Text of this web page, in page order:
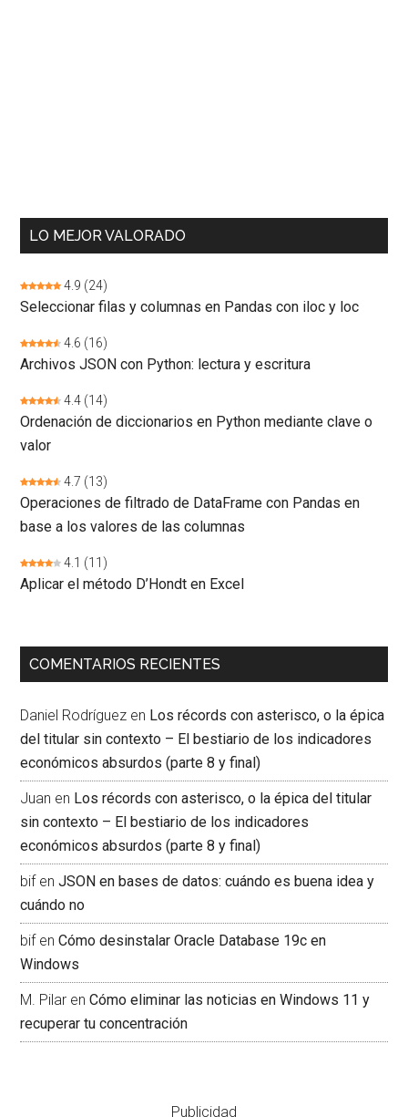
LO MEJOR VALORADO
4.9 (24)
Seleccionar filas y columnas en Pandas con iloc y loc
4.6 (16)
Archivos JSON con Python: lectura y escritura
4.4 (14)
Ordenación de diccionarios en Python mediante clave o
valor
4.7 (13)
Operaciones de filtrado de DataFrame con Pandas en
base a los valores de las columnas
4.1 (11)
Aplicar el método D’Hondt en Excel
COMENTARIOS RECIENTES
Daniel Rodríguez en Los récords con asterisco, o la épica
del titular sin contexto – El bestiario de los indicadores
económicos absurdos (parte 8 y final)
Juan en Los récords con asterisco, o la épica del titular
sin contexto – El bestiario de los indicadores
económicos absurdos (parte 8 y final)
bifenJSON en bases de datos: cuándo es buena idea y
cuándo no
bifenCómo desinstalar Oracle Database 19c en
Windows
M. Pilar enCómo eliminar las noticias en Windows 11 y
recuperar tu concentración
Publicidad